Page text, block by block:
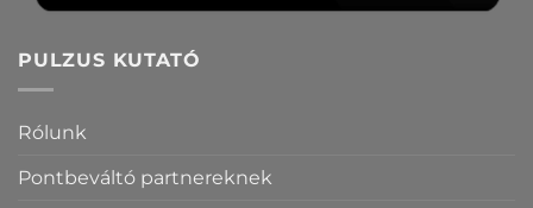
PULZUS KUTATÓ
Rólunk
Pontbeváltó partnereknek